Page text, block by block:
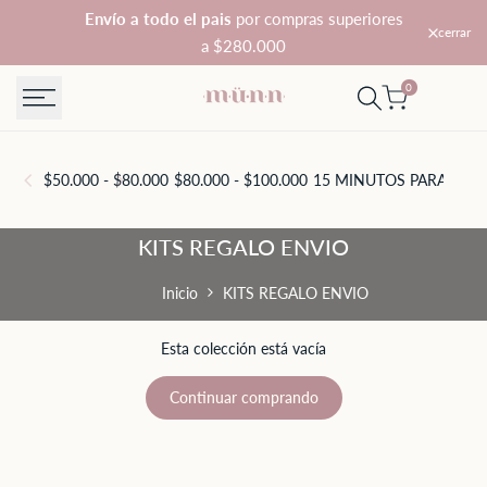
contenido
Envío a todo el pais por compras superiores
a $280.000
cerrar
0
$50.000 - $80.000 $80.000 - $100.000 15 MINUTOS PARA TI
ENVIO
KITS REGALO ENVIO
Inicio KITS REGALO ENVIO
Esta colección está vacía
Continuar comprando